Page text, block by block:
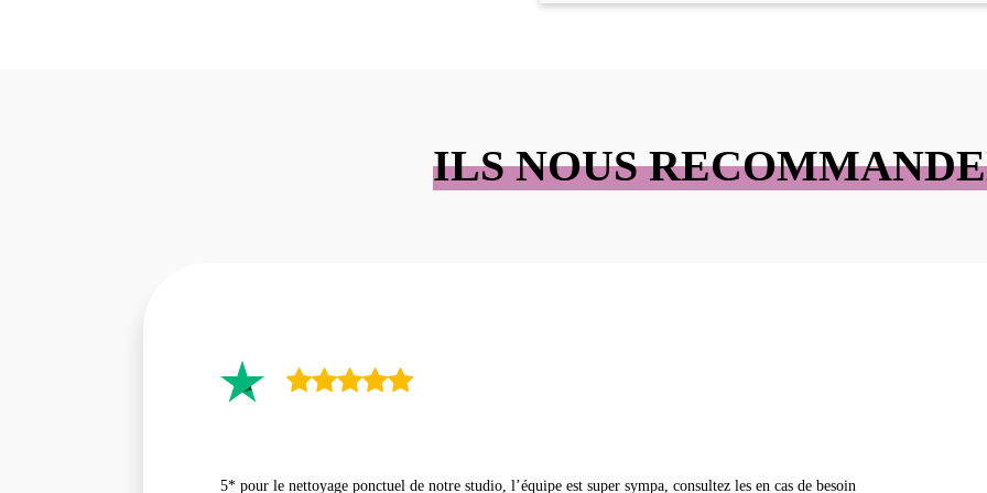
ILS NOUS
5* pour le nettoyage ponctuel de notre studio, l’équipe est super sympa, consultez les en cas de besoin